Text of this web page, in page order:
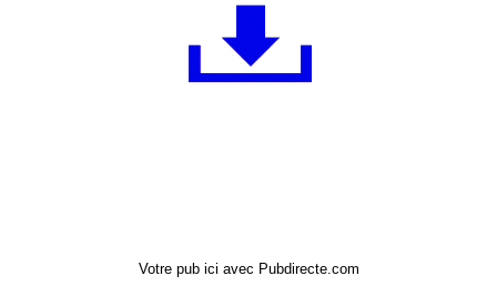
Votre pub ici avec Pubdirecte.com